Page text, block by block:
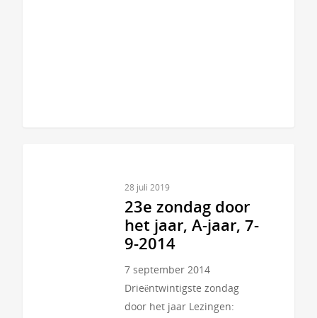
28 juli 2019
23e zondag door
het jaar, A-jaar, 7-
9-2014
7 september 2014
Drieëntwintigste zondag
door het jaar Lezingen: